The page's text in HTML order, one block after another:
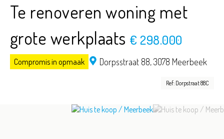
Te renoveren woning met
grote werkplaats € 298.000
Compromis in opmaak Dorpsstraat 88,3078 Meerbeek
Ref: Dorpstraat 88C